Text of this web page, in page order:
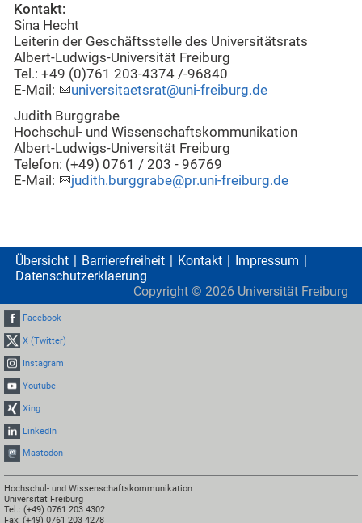
Kontakt:
Sina Hecht
Leiterin der Geschäftsstelle des Universitätsrats
Albert-Ludwigs-Universität Freiburg
Tel.: +49 (0)761 203-4374 /-96840
E-Mail:
universitaetsrat@uni-freiburg.de
Judith Burggrabe
Hochschul- und Wissenschaftskommunikation
Albert-Ludwigs-Universität Freiburg
Telefon: (+49) 0761 / 203 - 96769
E-Mail:
judith.burggrabe@pr.uni-freiburg.de
Übersicht Barrierefreiheit Kontakt
Impressum
Datenschutzerklaerung
Copyright © 2026 Universität Freiburg
Facebook
X (Twitter)
Instagram
Youtube
Xing
LinkedIn
Mastodon
Hochschul- und Wissenschaftskommunikation
Universität Freiburg
Tel.: (+49) 0761 203 4302
Fax: (+49) 0761 203 4278